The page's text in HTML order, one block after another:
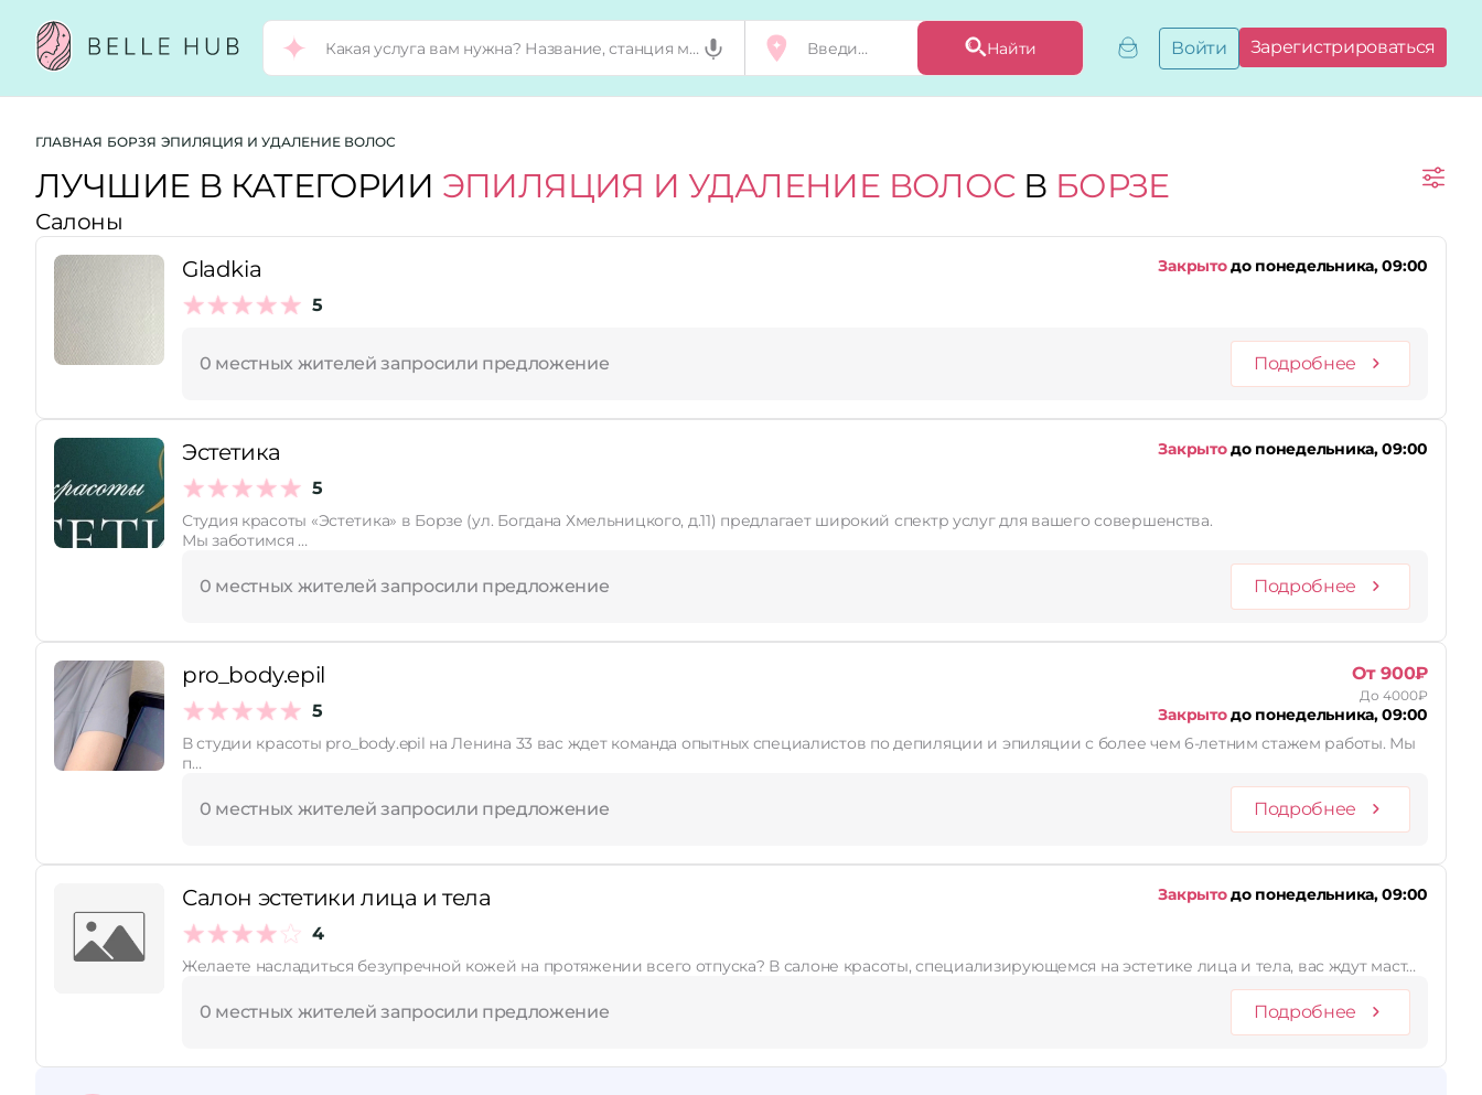
Найти
Добавить,
бизнес
Запросы
Сертификаты
Войти Зарегистрироваться
Город:
Категории:
Услуги:
Стоимость услуг:
Принимает сертификаты
ГЛАВНАЯ БОРЗЯ ЭПИЛЯЦИЯ И УДАЛЕНИЕ ВОЛОС
ЛУЧШИЕ В КАТЕГОРИИ ЭПИЛЯЦИЯ И УДАЛЕНИЕ ВОЛОСВ БОРЗЕ
Салоны
Gladkia
5
Закрытодо понедельника, 09:00
0 местных жителей запросили предложение Подробнее
Эстетика
5
Закрытодо понедельника, 09:00
Студия красоты «Эстетика» в Борзе (ул. Богдана Хмельницкого, д.11) предлагает широкий спектр услуг для вашего совершенства.
Мы заботимся …
0 местных жителей запросили предложение Подробнее
pro_body.epil
5
От 900₽
До 4000₽
Закрытодо понедельника, 09:00
В студии красоты pro_body.epil на Ленина 33 вас ждет команда опытных специалистов по депиляции и эпиляции с более чем 6-летним стажем работы. Мы
п…
0 местных жителей запросили предложение Подробнее
Салон эстетики лица и тела
4
Закрытодо понедельника, 09:00
Желаете насладиться безупречной кожей на протяжении всего отпуска? В салоне красоты, специализирующемся на эстетике лица и тела, вас ждут маст…
0 местных жителей запросили предложение Подробнее